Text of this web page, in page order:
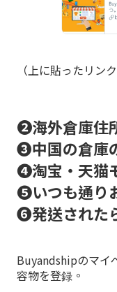
（上に貼ったリン
❷海外倉庫住
❸中国の倉庫
❹淘宝・天猫
❺いつも通り
❻発送された
Buyandshipのマイ
容物を登録。